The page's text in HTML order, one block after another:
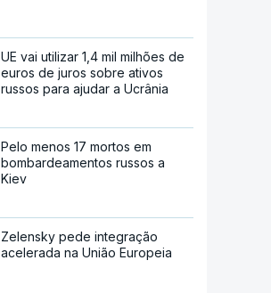
UE vai utilizar 1,4 mil milhões de
euros de juros sobre ativos
russos para ajudar a Ucrânia
Pelo menos 17 mortos em
bombardeamentos russos a
Kiev
Zelensky pede integração
acelerada na União Europeia